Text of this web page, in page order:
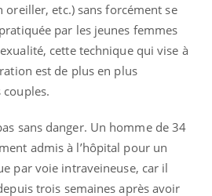
oreiller, etc.) sans forcément se
par les jeunes femmes
cette technique qui vise à
est de plus en plus
sans danger. Un homme de 34
admis à l’hôpital pour un
par voie intraveineuse, car il
trois semaines après avoir